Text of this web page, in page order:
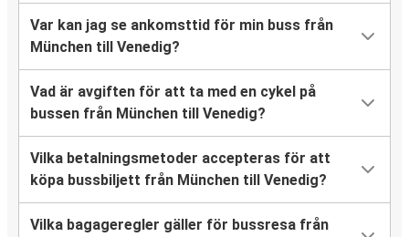
Var kan jag se ankomsttid för min buss från
München till Venedig?
Vad är avgiften för att ta med en cykel på
bussen från München till Venedig?
Vilka betalningsmetoder accepteras för att
köpa bussbiljett från München till Venedig?
Vilka bagageregler gäller för bussresa från